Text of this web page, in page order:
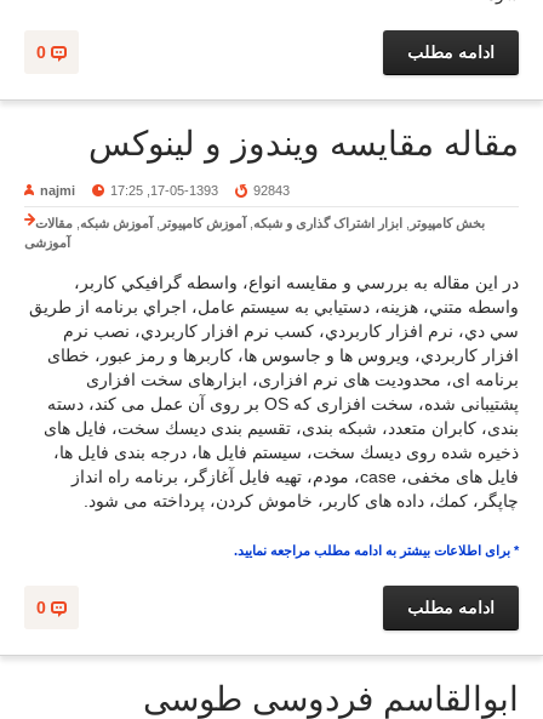
0 ادامه مطلب
مقاله مقايسه ويندوز و لينوكس
najmi 17-05-1393, 17:25 92843
بخش کامپیوتر ابزار اشتراک گذاری و شبکه آموزش کامپیوتر آموزش شبکه مقالات
آموزشی
در اين مقاله به بررسي و مقايسه انواع، واسطه گرافيكي كاربر،
واسطه متني، هزينه، دستيابي به سيستم عامل، اجراي برنامه از طريق
سي دي، نرم افزار كاربردي، كسب نرم افزار كاربردي، نصب نرم
افزار كاربردي، ويروس ها و جاسوس ها، كاربرها و رمز عبور، خطای
برنامه ای، محدودیت های نرم افزاری، ابزارهای سخت افزاری
پشتیبانی شده، سخت افزاری كه OS بر روی آن عمل می كند، دسته
بندی، كابران متعدد، شبكه بندی، تقسیم بندی دیسك سخت، فایل های
ذخیره شده روی دیسك سخت، سیستم فایل ها، درجه بندی فایل ها،
فایل های مخفی، case، مودم، تهیه فایل آغازگر، برنامه راه انداز
چاپگر، كمك، داده های كاربر، خاموش كردن، پرداخته می شود.
* برای اطلاعات بیشتر به ادامه مطلب مراجعه نمایید.
0 ادامه مطلب
ابوالقاسم فردوسی طوسی